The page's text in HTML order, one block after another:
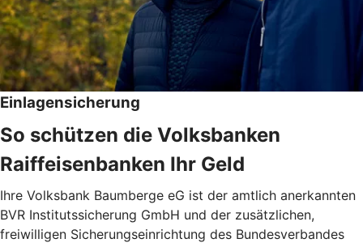
Einlagensicherung
So schützen die Volksbanken
Raiffeisenbanken Ihr Geld
Ihre Volksbank Baumberge eG ist der amtlich anerkannten
BVR Institutssicherung GmbH und der zusätzlichen,
freiwilligen Sicherungseinrichtung des Bundesverbandes